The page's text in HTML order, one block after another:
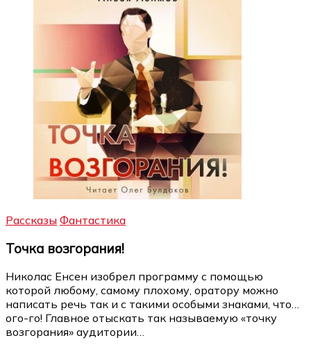
Рассказы Фантастика
Точка возгорания!
Николас Енсен изобрел программу с помощью
которой любому, самому плохому, оратору можно
написать речь так и с такими особыми знаками, что…
ого-го! Главное отыскать так называемую «точку
возгорания» аудитории…